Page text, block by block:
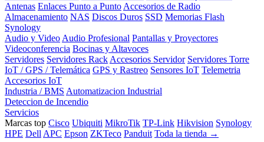
Antenas Enlaces Punto a Punto Accesorios de Radio
Almacenamiento NAS Discos Duros SSD Memorias Flash
Synology
Audio y Video Audio Profesional Pantallas y Proyectores
Videoconferencia Bocinas y Altavoces
Servidores Servidores Rack Accesorios Servidor Servidores Torre
IoT / GPS / Telemática GPS y Rastreo Sensores IoT Telemetria
Accesorios IoT
Industria / BMS Automatizacion Industrial
Deteccion de Incendio
Servicios
Marcas top Cisco Ubiquiti MikroTik TP-Link Hikvision Synology
HPE Dell APC Epson ZKTeco Panduit Toda la tienda →